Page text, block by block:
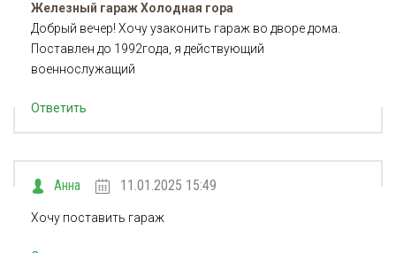
Железный гараж Холодная гора
Добрый вечер! Хочу узаконить гараж во дворе дома.
Поставлен до 1992года, я действующий
военнослужащий
Ответить
Анна 11.01.2025 15:49
Хочу поставить гараж